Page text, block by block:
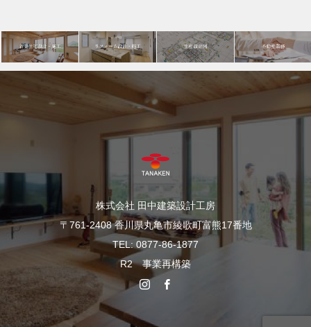
株式会社 田中建築設計工房
〒761-2408 香川県丸亀市綾歌町富熊17番地
TEL: 0877-86-1877
R2 事業再構築